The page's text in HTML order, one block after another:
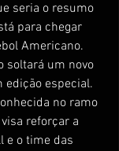
seria o resumo
para chegar
Americano.
soltará um novo
edição especial.
no ramo
reforçar a
e o time das